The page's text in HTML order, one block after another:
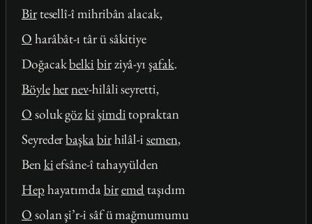
Birtesellî-î mihribân alacak,
O harâbât-ı târ ü sâkitiye
Doğacakbelki birziyâ-yışafak.
Böylehernev-hilâli seyretti,
O solukgözki şimdi topraktan
Seyrederbaşkabirhilâl-i semen,
Benkiefsâne-î tahayyülden
Hephayatımdabiremel taşıdım
O solan şi’r-i sâf ü mağmumumu